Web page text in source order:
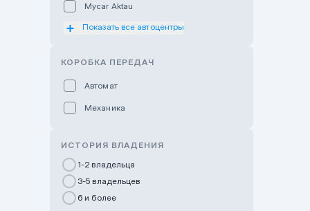
Mycar Aktau
Mycar Uralsk
GWM Nurly Zhol
Chery Astana
Показать все автоцентры
КОРОБКА ПЕРЕДАЧ
Автомат
Механика
ИСТОРИЯ ВЛАДЕНИЯ
1-2 владельца
3-5 владельцев
6 и более